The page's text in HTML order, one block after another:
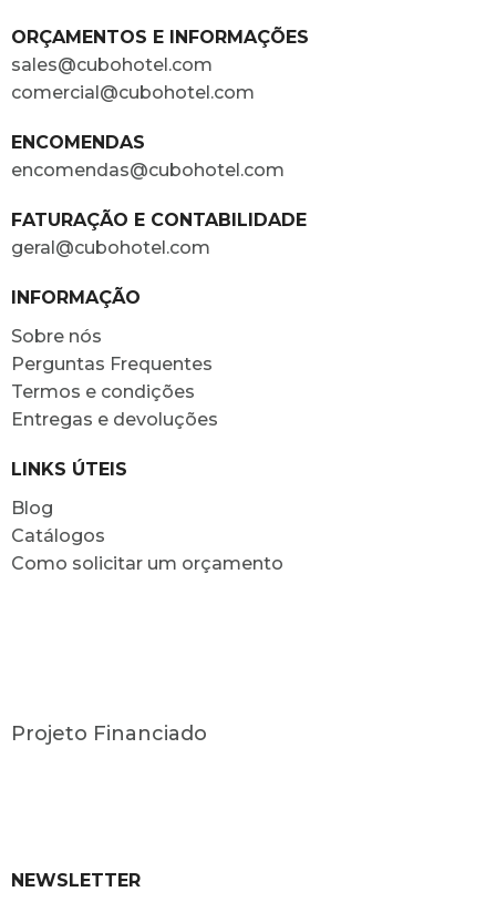
ORÇAMENTOS E INFORMAÇÕES
sales@cubohotel.com
comercial@cubohotel.com
ENCOMENDAS
encomendas@cubohotel.com
FATURAÇÃO E CONTABILIDADE
geral@cubohotel.com
INFORMAÇÃO
Sobre nós
Perguntas Frequentes
Termos e condições
Entregas e devoluções
LINKS ÚTEIS
Blog
Catálogos
Como solicitar um orçamento
Projeto Financiado
NEWSLETTER